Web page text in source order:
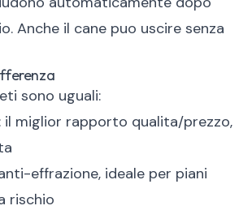
Anche il cane puo uscire senza
sono uguali:
: il miglior rapporto qualita/prezzo,
effrazione, ideale per piani
rischio